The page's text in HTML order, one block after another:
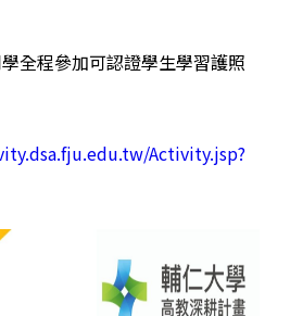
全程參加可認證學生學習護照
Activity.jsp?